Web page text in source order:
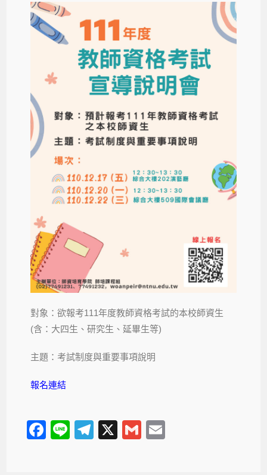
對象：欲報考111年度教師資格考試的本校師資生
(含：大四生、研究生、延畢生等)
主題：考試制度與重要事項說明
報名連結
F
Li
T
X
G